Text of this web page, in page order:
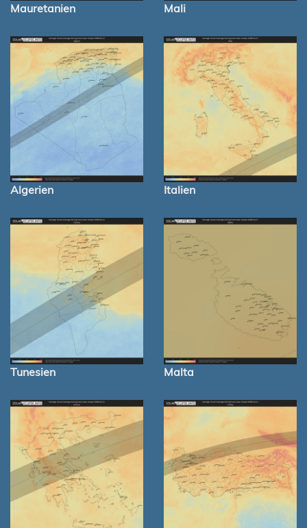
Mauretanien Mali
Algerien Italien
Tunesien Malta